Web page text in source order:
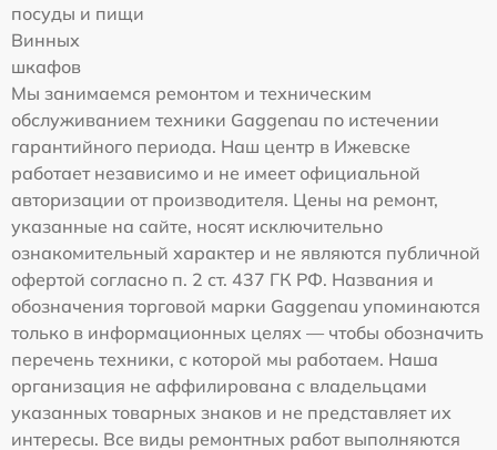
посуды и пищи
Винных
шкафов
Мы занимаемся ремонтом и техническим
обслуживанием техники Gaggenau по истечении
гарантийного периода. Наш центр в Ижевске
работает независимо и не имеет официальной
авторизации от производителя. Цены на ремонт,
указанные на сайте, носят исключительно
ознакомительный характер и не являются публичной
офертой согласно п. 2 ст. 437 ГК РФ. Названия и
обозначения торговой марки Gaggenau упоминаются
только в информационных целях — чтобы обозначить
перечень техники, с которой мы работаем. Наша
организация не аффилирована с владельцами
указанных товарных знаков и не представляет их
интересы. Все виды ремонтных работ выполняются